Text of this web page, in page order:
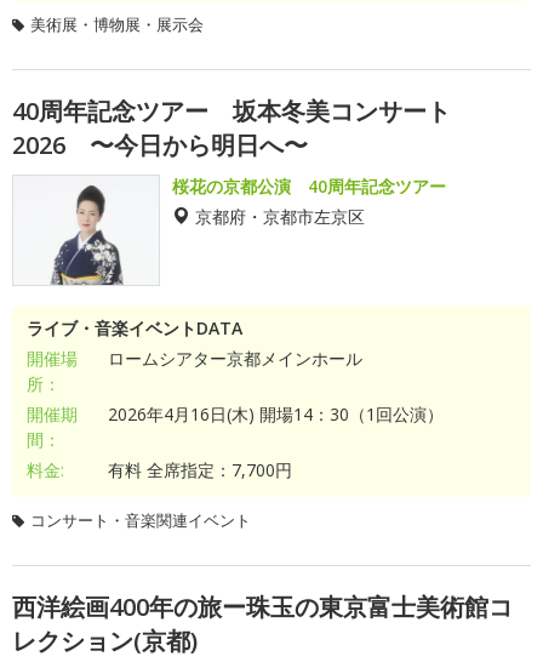
美術展・博物展・展示会
40周年記念ツアー 坂本冬美コンサート
2026 〜今日から明日へ〜
桜花の京都公演 40周年記念ツアー
京都府・京都市左京区
ライブ・音楽イベントDATA
開催場
所：
ロームシアター京都メインホール
開催期
間：
2026年4月16日(木) 開場14：30（1回公演）
料金: 有料 全席指定：7,700円
コンサート・音楽関連イベント
西洋絵画400年の旅ー珠玉の東京富士美術館コ
レクション(京都)